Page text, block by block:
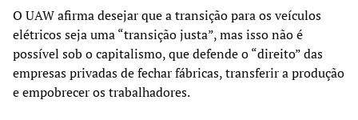
O UAW afirma desejar que a transição para os veículos
elétricos seja uma “transição justa”, mas isso não é
possível sob o capitalismo, que defende o “direito” das
empresas privadas de fechar fábricas, transferir a produção
e empobrecer os trabalhadores.